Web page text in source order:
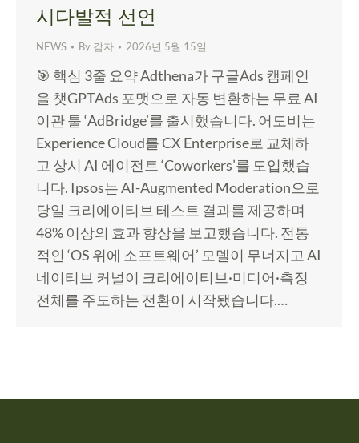
시다발적 선언
NEWS By 감자 2026년 5월 15일
🎯 핵심 3줄 요약 Adthena가 구글Ads 캠페인
을 챗GPTAds 포맷으로 자동 변환하는 무료 AI
이관 툴 ‘AdBridge’를 출시했습니다. 어도비는
Experience Cloud를 CX Enterprise로 교체하
고 상시 AI 에이전트 ‘Coworkers’를 도입했습
니다. Ipsos는 AI-Augmented Moderation으로
당일 크리에이티브 테스트 결과를 제공하며
48% 이상의 효과 향상을 보고했습니다. 전통
적인 ‘OS 위에 소프트웨어’ 모델이 무너지고 AI
네이티브 커널이 크리에이티브·미디어·측정
전체를 주도하는 전환이 시작됐습니다.…